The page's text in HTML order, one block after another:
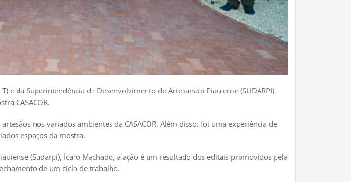
e da Superintendência de Desenvolvimento do Artesanato Piauiense (SUDARPI)
CASACOR.
nos variados ambientes da CASACOR. Além disso, foi uma experiência de
espaços da mostra.
(Sudarpi), Ícaro Machado, a ação é um resultado dos editais promovidos pela
de um ciclo de trabalho.